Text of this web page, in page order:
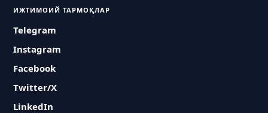
ИЖТИМОИЙ ТАРМОҚЛАР
Telegram
Instagram
Facebook
Twitter/X
LinkedIn